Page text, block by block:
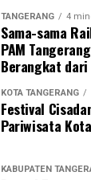
TANGERANG 4
Sama-sama
PAM
Berangkat dari
KOTA TANGERANG
Festival
Pariwisata
KABUPATEN